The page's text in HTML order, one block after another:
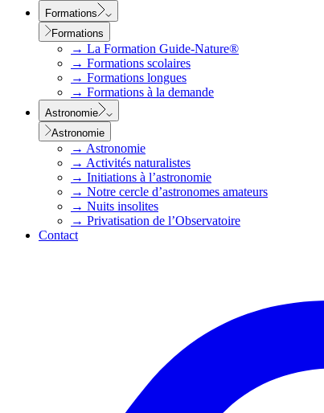
Formations
Formations
→ La Formation Guide-Nature®
→ Formations scolaires
→ Formations longues
→ Formations à la demande
Astronomie
Astronomie
→ Astronomie
→ Activités naturalistes
→ Initiations à l’astronomie
→ Notre cercle d’astronomes amateurs
→ Nuits insolites
→ Privatisation de l’Observatoire
Contact